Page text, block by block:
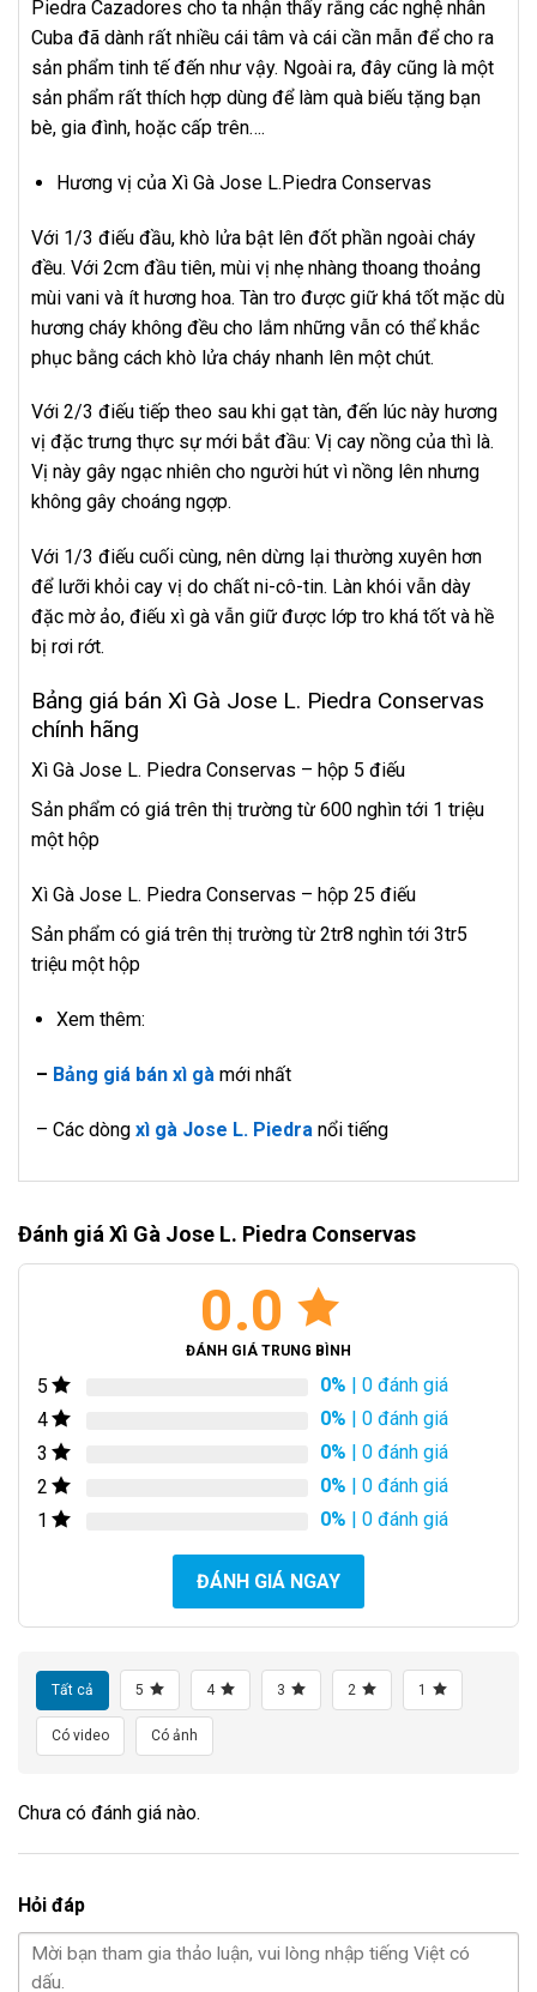
Piedra Cazadores cho ta nhận thấy rằng các nghệ nhân
Cuba đã dành rất nhiều cái tâm và cái cần mẫn để cho ra
sản phẩm tinh tế đến như vậy. Ngoài ra, đây cũng là một
sản phẩm rất thích hợp dùng để làm quà biếu tặng bạn
bè, gia đình, hoặc cấp trên….
Hương vị của Xì Gà Jose L.Piedra Conservas
Với 1/3 điếu đầu, khò lửa bật lên đốt phần ngoài cháy
đều. Với 2cm đầu tiên, mùi vị nhẹ nhàng thoang thoảng
mùi vani và ít hương hoa. Tàn tro được giữ khá tốt mặc dù
hương cháy không đều cho lắm những vẫn có thể khắc
phục bằng cách khò lửa cháy nhanh lên một chút.
Với 2/3 điếu tiếp theo sau khi gạt tàn, đến lúc này hương
vị đặc trưng thực sự mới bắt đầu: Vị cay nồng của thì là.
Vị này gây ngạc nhiên cho người hút vì nồng lên nhưng
không gây choáng ngợp.
Với 1/3 điếu cuối cùng, nên dừng lại thường xuyên hơn
để lưỡi khỏi cay vị do chất ni-cô-tin. Làn khói vẫn dày
đặc mờ ảo, điếu xì gà vẫn giữ được lớp tro khá tốt và hề
bị rơi rớt.
Bảng giá bán Xì Gà Jose L. Piedra Conservas
chính hãng
Xì Gà Jose L. Piedra Conservas – hộp 5 điếu
Sản phẩm có giá trên thị trường từ 600 nghìn tới 1 triệu
một hộp
Xì Gà Jose L. Piedra Conservas – hộp 25 điếu
Sản phẩm có giá trên thị trường từ 2tr8 nghìn tới 3tr5
triệu một hộp
Xem thêm:
– Bảng giá bán xì gà mới nhất
– Các dòng xì gà Jose L. Piedra nổi tiếng
Đánh giá Xì Gà Jose L. Piedra Conservas
0.0
ĐÁNH GIÁ TRUNG BÌNH
5 0% | 0 đánh giá
4
0% | 0 đánh giá
3
0% | 0 đánh giá
2
0% | 0 đánh giá
1
0% | 0 đánh giá
ĐÁNH GIÁ NGAY
Tất cả 5 4 3 2 1
Có video Có ảnh
Chưa có đánh giá nào.
Hỏi đáp